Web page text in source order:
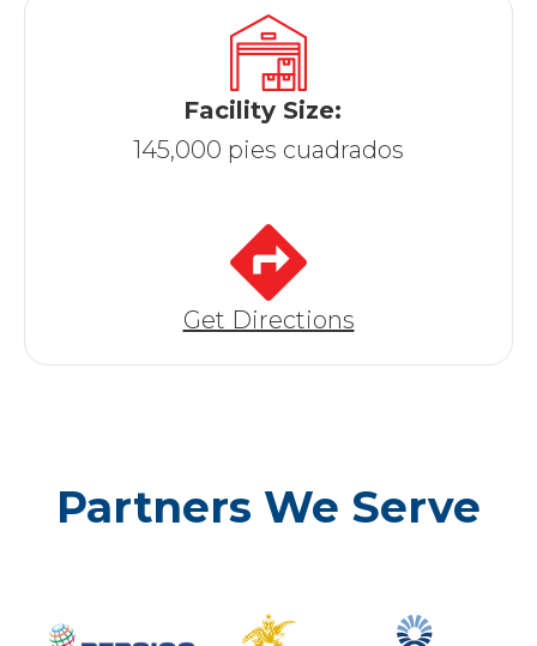
Facility Size:
145,000 pies cuadrados
Get Directions
Partners We Serve